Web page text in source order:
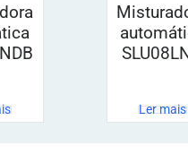
Ler mais